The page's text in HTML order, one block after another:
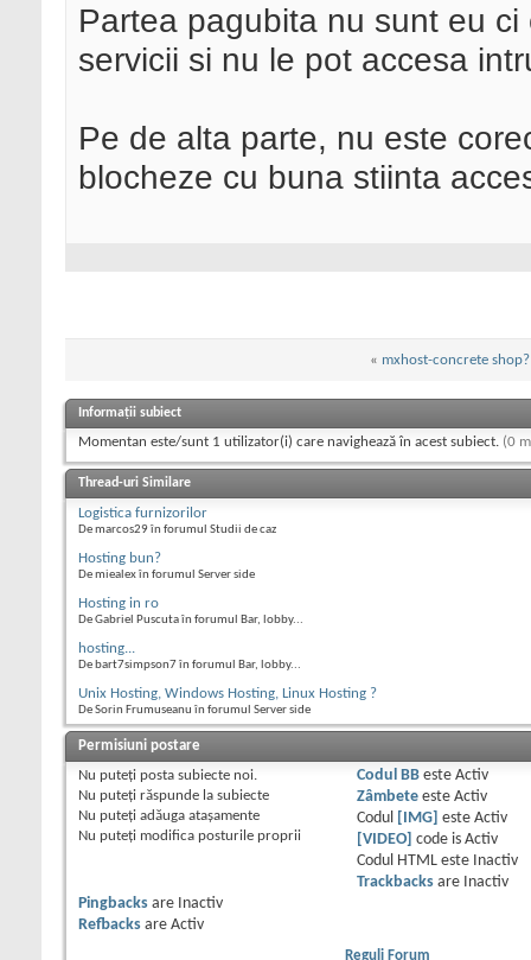
Partea pagubita nu sunt eu
servicii si nu le pot accesa
Pe de alta parte, nu este
blocheze cu buna stiinta
« mxhost-concrete shop?
Informații subiect
Momentan este/sunt 1 utilizator(i) care navighează în acest subiect. (0
Thread-uri Similare
Logistica furnizorilor
De marcos29 în forumul Studii de caz
Hosting bun?
De miealex în forumul Server side
Hosting in ro
De Gabriel Puscuta în forumul Bar, lobby...
hosting...
De bart7simpson7 în forumul Bar, lobby...
Unix Hosting, Windows Hosting, Linux Hosting ?
De Sorin Frumuseanu în forumul Server side
Permisiuni postare
Nu puteţi posta subiecte noi.
Nu puteţi răspunde la subiecte
Nu puteţi adăuga ataşamente
Nu puteţi modifica posturile proprii
Codul BBeste Activ
Zâmbeteeste Activ
Codul
[IMG] este Activ
[VIDEO]
code is Activ
Codul HTML este
Inactiv
Trackbacksare
Inactiv
Pingbacks are
Inactiv
Refbacks are Activ
Reguli Forum